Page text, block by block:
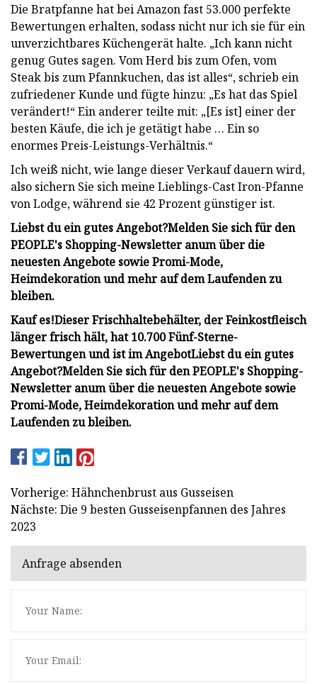
Die Bratpfanne hat bei Amazon fast 53.000 perfekte
Bewertungen erhalten, sodass nicht nur ich sie für ein
unverzichtbares Küchengerät halte. „Ich kann nicht
genug Gutes sagen. Vom Herd bis zum Ofen, vom
Steak bis zum Pfannkuchen, das ist alles“, schrieb ein
zufriedener Kunde und fügte hinzu: „Es hat das Spiel
verändert!“ Ein anderer teilte mit: „[Es ist] einer der
besten Käufe, die ich je getätigt habe … Ein so
enormes Preis-Leistungs-Verhältnis.“
Ich weiß nicht, wie lange dieser Verkauf dauern wird,
also sichern Sie sich meine Lieblings-Cast Iron-Pfanne
von Lodge, während sie 42 Prozent günstiger ist.
Liebst du ein gutes Angebot?Melden Sie sich für den
PEOPLE's Shopping-Newsletter anum über die
neuesten Angebote sowie Promi-Mode,
Heimdekoration und mehr auf dem Laufenden zu
bleiben.
Kauf es!Dieser Frischhaltebehälter, der Feinkostfleisch
länger frisch hält, hat 10.700 Fünf-Sterne-
Bewertungen und ist im AngebotLiebst du ein gutes
Angebot?Melden Sie sich für den PEOPLE's Shopping-
Newsletter anum über die neuesten Angebote sowie
Promi-Mode, Heimdekoration und mehr auf dem
Laufenden zu bleiben.
Vorherige: Hähnchenbrust aus Gusseisen
Nächste: Die 9 besten Gusseisenpfannen des Jahres
2023
Anfrage absenden